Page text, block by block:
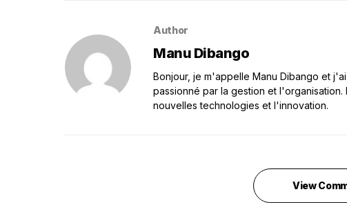
Author
Manu Dibango
Bonjour, je m'appelle Manu Dibango et
passionné par la gestion et
nouvelles technologies et l'innovation.
View